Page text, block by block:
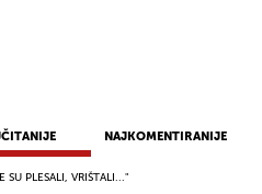
NAJKOMENTIRANIJE
SU PLESALI, VRIŠTALI..."